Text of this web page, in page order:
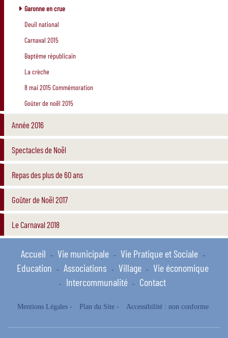
Garonne en crue
Deuil national
Carnaval 2015
Baptême républicain
La crèche
8 mai 2015 Commémoration
Goûter de noël 2015
Année 2016
Spectacles de Noël
Repas des plus de 60 ans
Goûter de Noël 2017
Le Carnaval 2018
Accueil - Vie municipale - Vie Pratique et Sociale -
Education - Associations - Village - Vie économique
- Intercommunalité - Contact
Mentions Légales- Plan du Site- Accessibilité : non conforme